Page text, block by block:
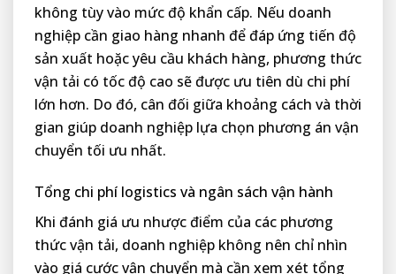
không tùy vào mức độ khẩn cấp. Nếu doanh
nghiệp cần giao hàng nhanh để đáp ứng tiến độ
sản xuất hoặc yêu cầu khách hàng, phương thức
vận tải có tốc độ cao sẽ được ưu tiên dù chi phí
lớn hơn. Do đó, cân đối giữa khoảng cách và thời
gian giúp doanh nghiệp lựa chọn phương án vận
chuyển tối ưu nhất.
Tổng chi phí logistics và ngân sách vận hành
Khi đánh giá ưu nhược điểm của các phương
thức vận tải, doanh nghiệp không nên chỉ nhìn
vào giá cước vận chuyển mà cần xem xét tổng